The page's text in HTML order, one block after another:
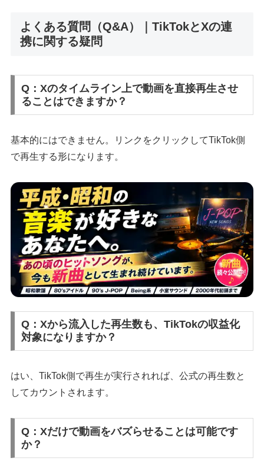
よくある質問（Q&A）｜TikTokとXの連
携に関する疑問
Q：Xのタイムライン上で動画を直接再生させ
ることはできますか？
基本的にはできません。リンクをクリックしてTikTok側
で再生する形になります。
Q：Xから流入した再生数も、TikTokの収益化
対象になりますか？
はい、TikTok側で再生が実行されれば、公式の再生数と
してカウントされます。
Q：Xだけで動画をバズらせることは可能です
か？